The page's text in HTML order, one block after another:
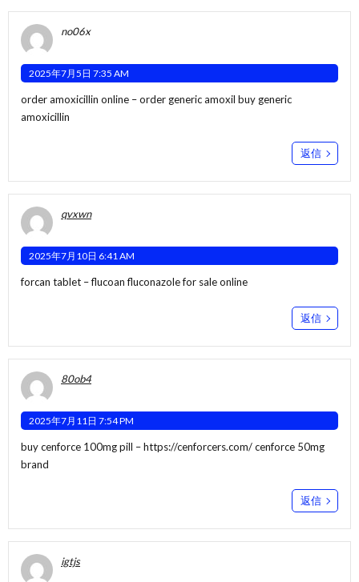
no06x
2025年7月5日 7:35 AM
order amoxicillin online –order generic amoxil buy generic
amoxicillin
返信
qvxwn
2025年7月10日 6:41 AM
forcan tablet –flucoanfluconazole for sale online
返信
80ob4
2025年7月11日 7:54 PM
buy cenforce 100mg pill –https://cenforcers.com/cenforce 50mg
brand
返信
igtjs